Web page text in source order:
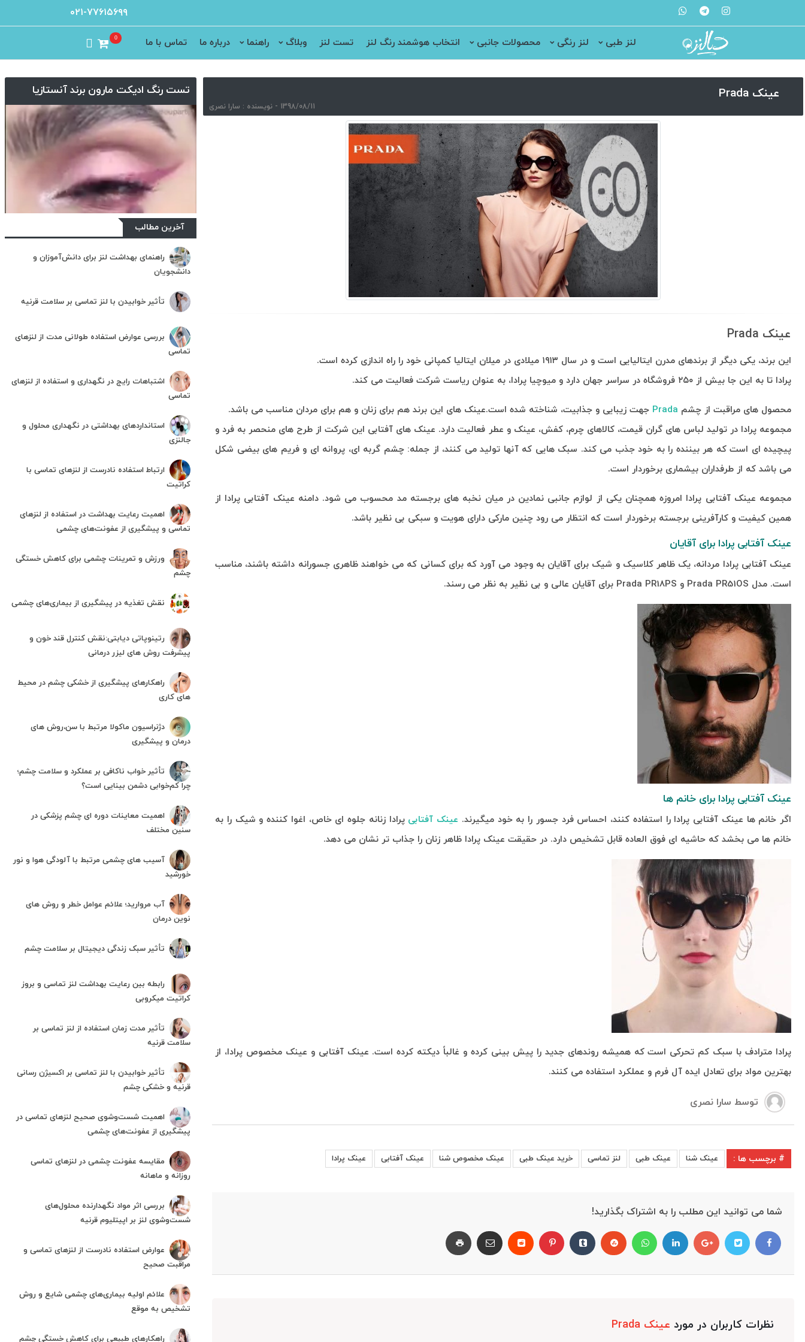
۰۲۱-۷۷۶۱۵۶۹۹
لنز طبی لنز رنگی محصولات جانبی انتخاب هوشمند رنگ لنز تست لنز وبلاگ راهنما درباره ما تماس با ما 0
عینک Prada
1398/08/11 - نویسنده : سارا نصری
عینک Prada
این برند، یکی دیگر از برندهای مدرن ایتالیایی است و در سال ۱۹۱۳ میلادی در میلان ایتالیا کمپانی خود را راه اندازی کرده است.
پرادا تا به این جا بیش از ۲۵۰ فروشگاه در سراسر جهان دارد و میوچیا پرادا، به عنوان ریاست شرکت فعالیت می کند.
محصول های مراقبت از چشم Prada جهت زیبایی و جذابیت، شناخته شده است.عینک های این برند هم برای زنان و هم برای مردان مناسب می باشد.
مجموعه پرادا در تولید لباس های گران قیمت، کالاهای چرم، کفش، عینک و عطر فعالیت دارد. عینک های آفتابی این شرکت از طرح های منحصر به فرد و
پیچیده ای است که هر بیننده را به خود جذب می کند. سبک هایی که آنها تولید می کنند، از جمله: چشم گربه ای، پروانه ای و فریم های بیضی شکل
می باشد که از طرفداران بیشماری برخوردار است.
مجموعه عینک آفتابی پرادا امروزه همچنان یکی از لوازم جانبی نمادین در میان نخبه های برجسته مد محسوب می شود. دامنه عینک آفتابی پرادا از
همین کیفیت و کارآفرینی برجسته برخوردار است که انتظار می رود چنین مارکی دارای هویت و سبکی بی نظیر باشد.
عینک آفتابی پرادا برای آقایان
عینک آفتابی پرادا مردانه، یک ظاهر کلاسیک و شیک برای آقایان به وجود می آورد که برای کسانی که می خواهند ظاهری جسورانه داشته باشند، مناسب
است. مدل Prada PR51OS و Prada PR18PS برای آقایان عالی و بی نظیر به نظر می رسند.
عینک آفتابی پرادا برای خانم ها
اگر خانم ها عینک آفتابی پرادا را استفاده کنند، احساس فرد جسور را به خود میگیرند. عینک آفتابی پرادا زنانه جلوه ای خاص، اغوا کننده و شیک را به
خانم ها می بخشد که حاشیه ای فوق العاده قابل تشخیص دارد. در حقیقت عینک پرادا ظاهر زنان را جذاب تر نشان می دهد.
پرادا مترادف با سبک کم تحرکی است که همیشه روندهای جدید را پیش بینی کرده و غالباً دیکته کرده است. عینک آفتابی و عینک مخصوص پرادا، از
بهترین مواد برای تعادل ایده آل فرم و عملکرد استفاده می کنند.
توسط سارا نصری
# برچسب ها : عینک شنا عینک طبی لنز تماسی خرید عینک طبی عینک مخصوص شنا عینک آفتابی عینک پرادا
شما می توانید این مطلب را به اشتراک بگذارید!
نظرات کاربران در مورد عینک Prada
تست رنگ ادیکت مارون برند آنستازیا
آخرین مطالب
راهنمای بهداشت لنز برای دانش‌آموزان و
دانشجویان
تأثیر خوابیدن با لنز تماسی بر سلامت قرنیه
بررسی عوارض استفاده طولانی مدت از لنزهای
تماسی
اشتباهات رایج در نگهداری و استفاده از لنزهای
تماسی
استانداردهای بهداشتی در نگهداری محلول و
جالنزی
ارتباط استفاده نادرست از لنزهای تماسی با
کراتیت
اهمیت رعایت بهداشت در استفاده از لنزهای
تماسی و پیشگیری از عفونت‌های چشمی
ورزش و تمرینات چشمی برای کاهش خستگی
چشم
نقش تغذیه در پیشگیری از بیماری‌های چشمی
رتینوپاتی دیابتی:نقش کنترل قند خون و
پیشرفت روش های لیزر درمانی
راهکارهای پیشگیری از خشکی چشم در محیط
های کاری
دژنراسیون ماکولا مرتبط با سن،روش های
درمان و پیشگیری
تأثیر خواب ناکافی بر عملکرد و سلامت چشم؛
چرا کم‌خوابی دشمن بینایی است؟
اهمیت معاینات دوره ای چشم پزشکی در
سنین مختلف
آسیب های چشمی مرتبط با آلودگی هوا و نور
خورشید
آب مروارید؛ علائم عوامل خطر و روش های
نوین درمان
تأثیر سبک زندگی دیجیتال بر سلامت چشم
رابطه بین رعایت بهداشت لنز تماسی و بروز
کراتیت میکروبی
تأثیر مدت زمان استفاده از لنز تماسی بر
سلامت قرنیه
تأثیر خوابیدن با لنز تماسی بر اکسیژن رسانی
قرنیه و خشکی چشم
اهمیت شست‌وشوی صحیح لنزهای تماسی در
پیشگیری از عفونت‌های چشمی
مقایسه عفونت چشمی در لنزهای تماسی
روزانه و ماهانه
بررسی اثر مواد نگهدارنده محلول‌های
شست‌وشوی لنز بر اپیتلیوم قرنیه
عوارض استفاده نادرست از لنزهای تماسی و
مراقبت صحیح
علائم اولیه بیماری‌های چشمی شایع و روش
تشخیص به موقع
راهکارهای طبیعی برای کاهش خستگی چشم